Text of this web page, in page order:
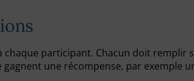
chaque participant. Chacun doit
une récompense, par exemple